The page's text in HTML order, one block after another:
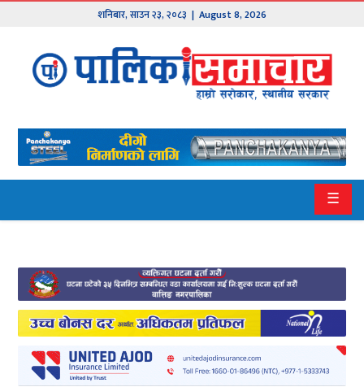
शनिबार,साउन२३,२०८३ | August 8, 2026
मुख्य
समाचार
हाम्रो
पालिका
१
२
बागमती
गण्डकी
☰